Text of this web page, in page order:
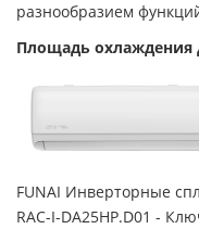
разнообразием
Площадь охлаждения
FUNAI Инверторные
RAC-I-DA25HP.D01 -